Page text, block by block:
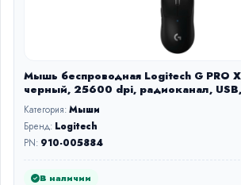
Мышь беспроводная Logitech G PRO X
черный, 25600 dpi, радиоканал,
Категория:Мыши
Бренд: Logitech
PN: 910-005884
В наличии